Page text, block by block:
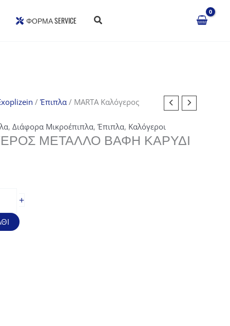
ΦΌΡΜΑ SERVICE
/ Έπιπλα/ MARTA Καλόγερος
, Διάφορα Μικροέπιπλα, Έπιπλα, Καλόγεροι
ΜΈΤΑΛΛΟ ΒΑΦΉ ΚΑΡΥΔΊ
+